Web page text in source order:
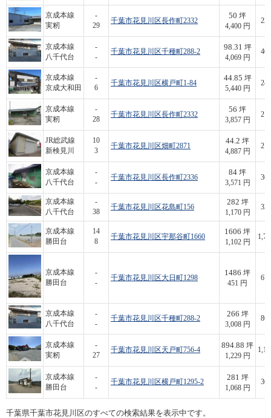
京成本線
実籾
-
29
千葉市花見川区長作町2332
50 坪
4,400 円
京成本線
八千代台
-
-
千葉市花見川区千種町288-2
98.31 坪
4,069 円
京成本線
京成大和田
-
6
千葉市花見川区横戸町1-84
44.85 坪
5,440 円
京成本線
実籾
-
28
千葉市花見川区長作町2332
56 坪
3,857 円
JR総武線
新検見川
10
3
千葉市花見川区畑町2871
44.2 坪
4,887 円
京成本線
八千代台
-
-
千葉市花見川区長作町2336
84 坪
3,571 円
京成本線
八千代台
-
38
千葉市花見川区花島町156
282 坪
1,170 円
京成本線
勝田台
14
8
千葉市花見川区宇那谷町1660
1606 坪
1,102 円
京成本線
勝田台
-
-
千葉市花見川区大日町1298
1486 坪
451 円
京成本線
八千代台
-
-
千葉市花見川区千種町288-2
266 坪
3,008 円
京成本線
実籾
-
27
千葉市花見川区天戸町756-4
894.88 坪
1,229 円
京成本線
勝田台
-
-
千葉市花見川区横戸町1295-2
281 坪
1,068 円
千葉県千葉市花見川区のすべての検索結果を表示中です。